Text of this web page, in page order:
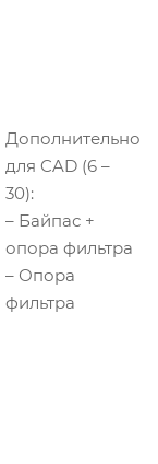
Дополнительно
для CAD (6 –
30):
– Байпас +
опора фильтра
– Опора
фильтра